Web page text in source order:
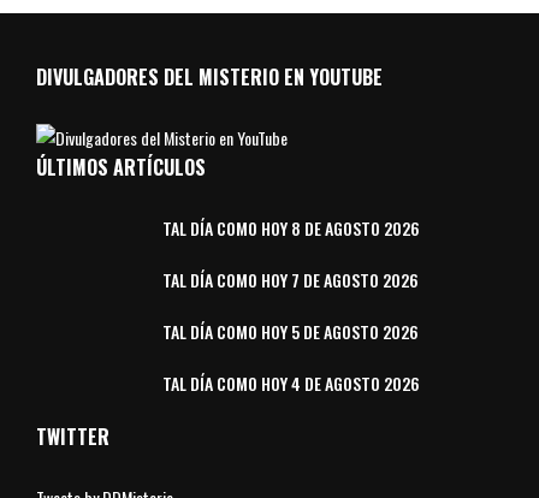
DIVULGADORES DEL MISTERIO EN YOUTUBE
ÚLTIMOS ARTÍCULOS
TAL DÍA COMO HOY 8 DE AGOSTO 2026
TAL DÍA COMO HOY 7 DE AGOSTO 2026
TAL DÍA COMO HOY 5 DE AGOSTO 2026
TAL DÍA COMO HOY 4 DE AGOSTO 2026
TWITTER